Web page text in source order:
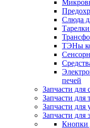
Слюда
ТЭНы
печей
Запчасти
Запчасти для
Запчасти для
Запчасти для
Кнопки